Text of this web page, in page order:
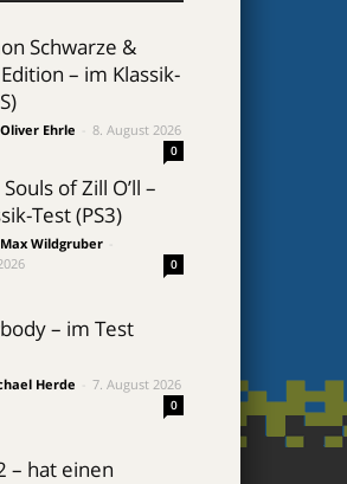
Schwarze &
– im Klassik-
Oliver Ehrle 8. August 2026
0
of Zill O’ll –
Test (PS3)
Max Wildgruber
0
– im Test
Herde 7. August 2026
0
– hat einen